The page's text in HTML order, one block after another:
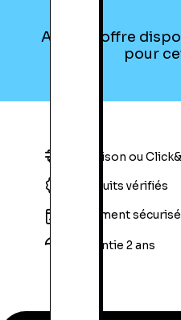
Aucune offre
pour
Livraison ou
Produits vérifiés
Paiement sécurisé
Garantie 2 ans